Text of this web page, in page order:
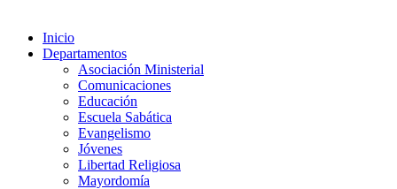
Inicio
Departamentos
Asociación Ministerial
Comunicaciones
Educación
Escuela Sabática
Evangelismo
Jóvenes
Libertad Religiosa
Mayordomía